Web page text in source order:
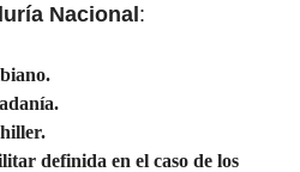
Nacional:
definida en el caso de los